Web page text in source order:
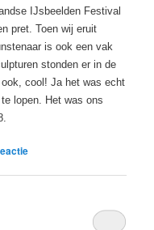
IJsbeelden Festival
pret. Toen wij eruit
is ook een vak
stonden er in de
cool! Ja het was echt
lopen. Het was ons